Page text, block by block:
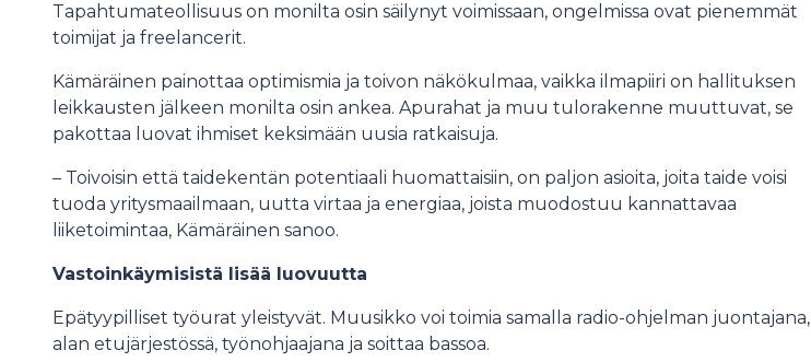
Tapahtumateollisuus on monilta osin säilynyt voimissaan, ongelmissa ovat pienemmät
toimijat ja freelancerit.
Kämäräinen painottaa optimismia ja toivon näkökulmaa, vaikka ilmapiiri on hallituksen
leikkausten jälkeen monilta osin ankea. Apurahat ja muu tulorakenne muuttuvat, se
pakottaa luovat ihmiset keksimään uusia ratkaisuja.
– Toivoisin että taidekentän potentiaali huomattaisiin, on paljon asioita, joita taide voisi
tuoda yritysmaailmaan, uutta virtaa ja energiaa, joista muodostuu kannattavaa
liiketoimintaa, Kämäräinen sanoo.
Vastoinkäymisistä lisää luovuutta
Epätyypilliset työurat yleistyvät. Muusikko voi toimia samalla radio-ohjelman juontajana,
alan etujärjestössä, työnohjaajana ja soittaa bassoa.